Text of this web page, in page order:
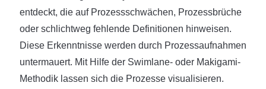
entdeckt, die auf Prozessschwächen, Prozessbrüche
oder schlichtweg fehlende Definitionen hinweisen.
Diese Erkenntnisse werden durch Prozessaufnahmen
untermauert. Mit Hilfe der Swimlane- oder Makigami-
Methodik lassen sich die Prozesse visualisieren.